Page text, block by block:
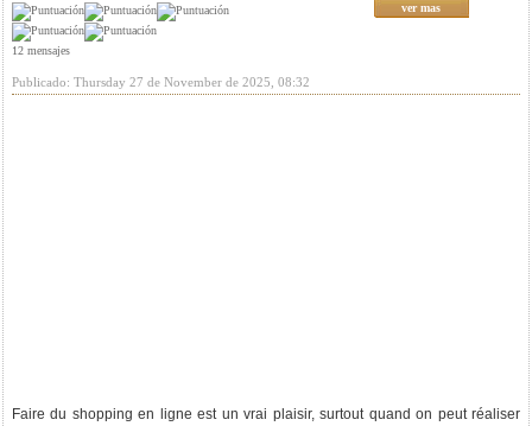
12 mensajes
ver mas
Publicado: Thursday 27 de November de 2025, 08:32
Faire du shopping en ligne est un vrai plaisir, surtout quand on peut réaliser